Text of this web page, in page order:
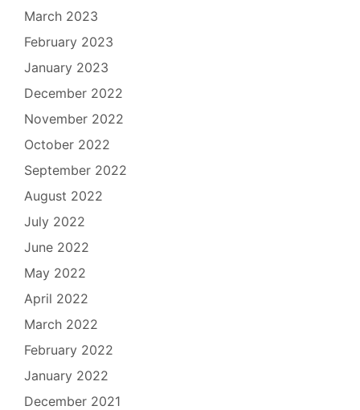
March 2023
February 2023
January 2023
December 2022
November 2022
October 2022
September 2022
August 2022
July 2022
June 2022
May 2022
April 2022
March 2022
February 2022
January 2022
December 2021